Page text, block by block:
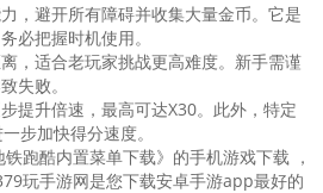
，避开所有障碍并收集大量金币。它是
必把握时机使用。
，适合老玩家挑战更高难度。新手需谨
失败。
提升倍速，最高可达X30。此外，特定
步加快得分速度。
跑酷内置菜单下载》的手机游戏下载 ，
玩手游网是您下载安卓手游app最好的